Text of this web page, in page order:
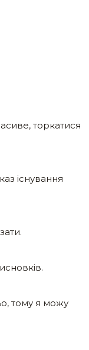
торкатися
існування
тому я можу